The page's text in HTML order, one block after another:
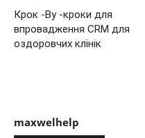
Крок -By -кроки для
впровадження CRM для
оздоровчих клінік
maxwelhelp